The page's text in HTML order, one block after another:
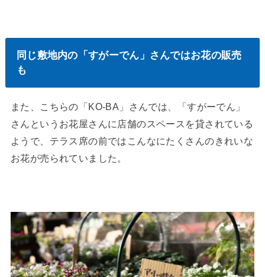
同じ敷地内の「すがーでん」さんではお花の販売
も
また、こちらの「KO-BA」さんでは、「すがーでん」
さんというお花屋さんに店舗のスペースを貸されている
ようで、テラス席の前ではこんなにたくさんのきれいな
お花が売られていました。